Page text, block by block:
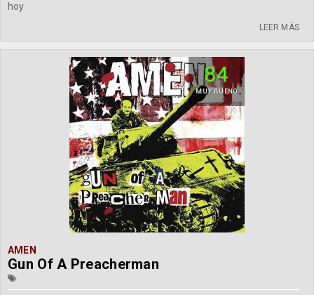
hoy
LEER MÁS
84
MUY BUENO
AMEN
Gun Of A Preacherman